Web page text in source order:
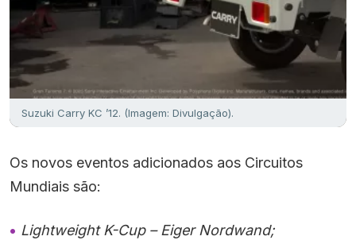
Suzuki Carry KC ’12. (Imagem: Divulgação).
Os novos eventos adicionados aos Circuitos
Mundiais são:
Lightweight K-Cup – Eiger Nordwand;